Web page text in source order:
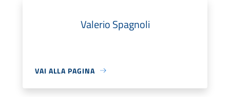
Valerio Spagnoli
VAI ALLA PAGINA